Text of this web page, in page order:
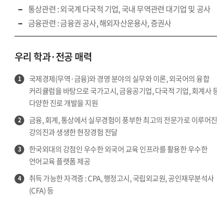
통상관련 : 외국계 다국적 기업, 국내 무역관련 대기업 및 공사
금융관련 : 금융권 공사, 해외자산운용사, 증권사
우리 학과·전공 매력
1
국제경제(무역·금융)와 경영 분야의 실무와 이론, 외국어의 융합
커리큘럼을 바탕으로 국가고시, 금융공기업, 다국적 기업, 회계사
다양한 진로 개발을 지원
2
금융, 회계, 통상에서 실무경험이 풍부한 최고의 전문가로 이루어진
강의진과 생생한 현장경험 전달
3
한국외대의 강점인 우수한 외국어 교육 인프라를 활용한 우수한
언어교육 플랫폼 제공
4
취득 가능한 자격증 : CPA, 행정고시, 국립외교원, 공인재무분석사
(CFA) 등